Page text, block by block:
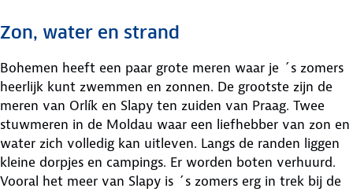
Zon, water en strand
Bohemen heeft een paar grote meren waar je ´s zomers
heerlijk kunt zwemmen en zonnen. De grootste zijn de
meren van Orlík en Slapy ten zuiden van Praag. Twee
stuwmeren in de Moldau waar een liefhebber van zon en
water zich volledig kan uitleven. Langs de randen liggen
kleine dorpjes en campings. Er worden boten verhuurd.
Vooral het meer van Slapy is ´s zomers erg in trek bij de